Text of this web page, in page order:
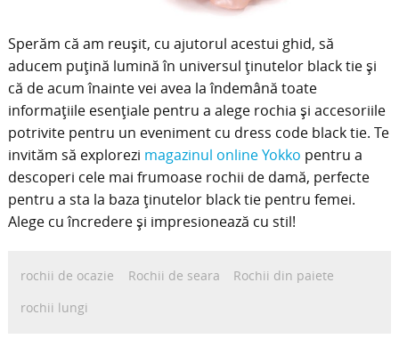
Sperăm că am reușit, cu ajutorul acestui ghid, să
aducem puțină lumină în universul ținutelor black tie și
că de acum înainte vei avea la îndemână toate
informațiile esențiale pentru a alege rochia și accesoriile
potrivite pentru un eveniment cu dress code black tie. Te
invităm să explorezi magazinul online Yokko pentru a
descoperi cele mai frumoase rochii de damă, perfecte
pentru a sta la baza ținutelor black tie pentru femei.
Alege cu încredere și impresionează cu stil!
rochii de ocazie Rochii de seara
Rochii din paiete
rochii lungi